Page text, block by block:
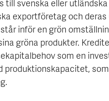
till svenska eller
exportföretag och
inför en grön
gröna produkter.
som en
produktionskapacitet,